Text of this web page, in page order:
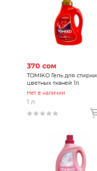
370 сом
TOMIKO Гель для стирки
цветных тканей 1л
Нет в наличии
1 л